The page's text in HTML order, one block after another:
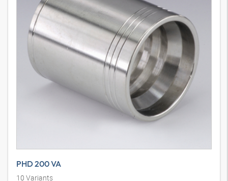
PHD 200 VA
10 Variants